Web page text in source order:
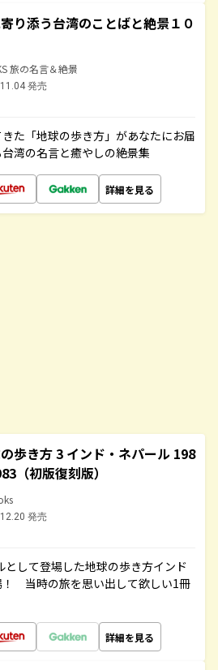
り添う台湾のことばと絶景１０
旅の名言＆絶景
発売
た「地球の歩き方」があなたにお届
湾の名言と癒やしの絶景集
詳細を見る
歩き方 3 インド・ネパール 198
（初版復刻版）
発売
して登場した地球の歩き方インド
！ 当時の旅を思い出して欲しい1冊
詳細を見る